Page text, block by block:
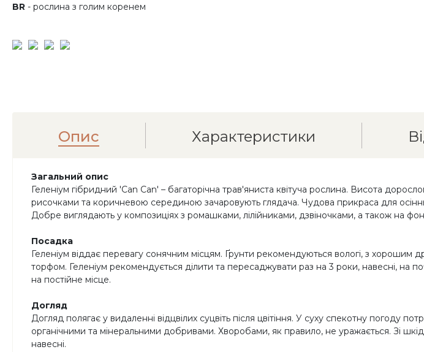
BR - рослина з голим коренем
Опис Характеристики
Загальний опис
Геленіум гібридний 'Can Can' – багаторічна трав'яниста квітуча рослина. Висота
рисочками та коричневою серединою зачаровують глядача. Чудова прикраса для
Добре виглядають у композиціях з ромашками, лілійниками, дзвіночками, а також на
Посадка
Геленіум віддає перевагу сонячним місцям. Ґрунти рекомендуються вологі, з
торфом. Геленіум рекомендується ділити та пересаджувати раз на 3 роки, навесні, на
на постійне місце.
Догляд
Догляд полягає у видаленні відцвілих суцвіть після цвітіння. У суху спекотну погоду
органічними та мінеральними добривами. Хворобами, як правило, не уражається. Зі
навесні.